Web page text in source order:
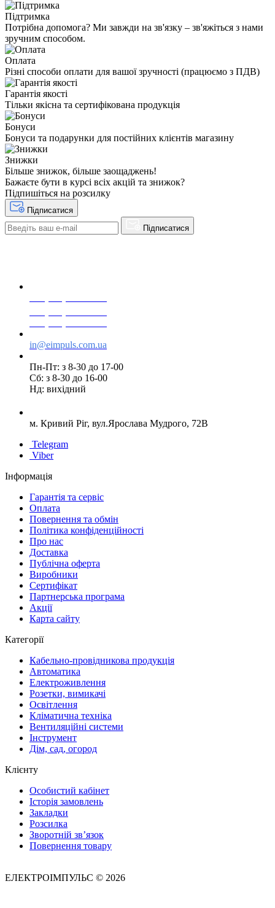
Підтримка
Потрібна допомога? Ми завжди на зв'язку – зв'яжіться з нами
зручним способом.
Оплата
Різні способи оплати для вашої зручності (працюємо з ПДВ)
Гарантія якості
Тільки якісна та сертифікована продукція
Бонуси
Бонуси та подарунки для постійних клієнтів магазину
Знижки
Більше знижок, більше заощаджень!
Бажаєте бути в курсі всіх акцій та знижок?
Підпишіться на розсилку
Підписатися
Підписатися
in@eimpuls.com.ua
Пн-Пт: з 8-30 до 17-00
Сб: з 8-30 до 16-00
Нд: вихідний
м. Кривий Ріг, вул.Ярослава Мудрого, 72В
Telegram
Viber
Інформація
Гарантія та сервіс
Оплата
Повернення та обмін
Політика конфіденційності
Про нас
Доставка
Публічна оферта
Виробники
Сертифікат
Партнерська програма
Акції
Карта сайту
Категорії
Кабельно-провідникова продукція
Автоматика
Електроживлення
Розетки, вимикачі
Освітлення
Кліматична техніка
Вентиляційні системи
Інструмент
Дім, сад, огород
Клієнту
Особистий кабінет
Історія замовлень
Закладки
Розсилка
Зворотній зв’язок
Повернення товару
ЕЛЕКТРОІМПУЛЬС © 2026